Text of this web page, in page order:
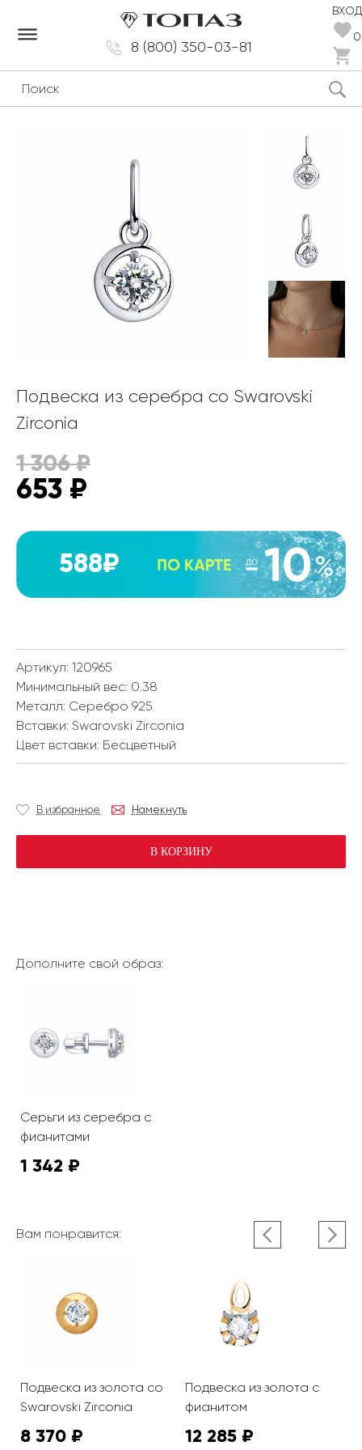
8 (800) 350-03-81
ВХОД
0
dehaze
Подвеска из серебра со Swarovski
Zirconia
1 306₽
653 ₽
588₽
Артикул: 120965
Минимальный вес: 0.38
Металл: Серебро 925
Вставки: Swarovski Zirconia
Цвет вставки: Бесцветный
В избранное Намекнуть
В КОРЗИНУ
Дополните свой образ:
Серьги из серебра с
фианитами
1 342 ₽
Вам понравится:
Подвеска из золота со
Swarovski Zirconia
8 370 ₽
Подвеска из золота с
фианитом
12 285 ₽